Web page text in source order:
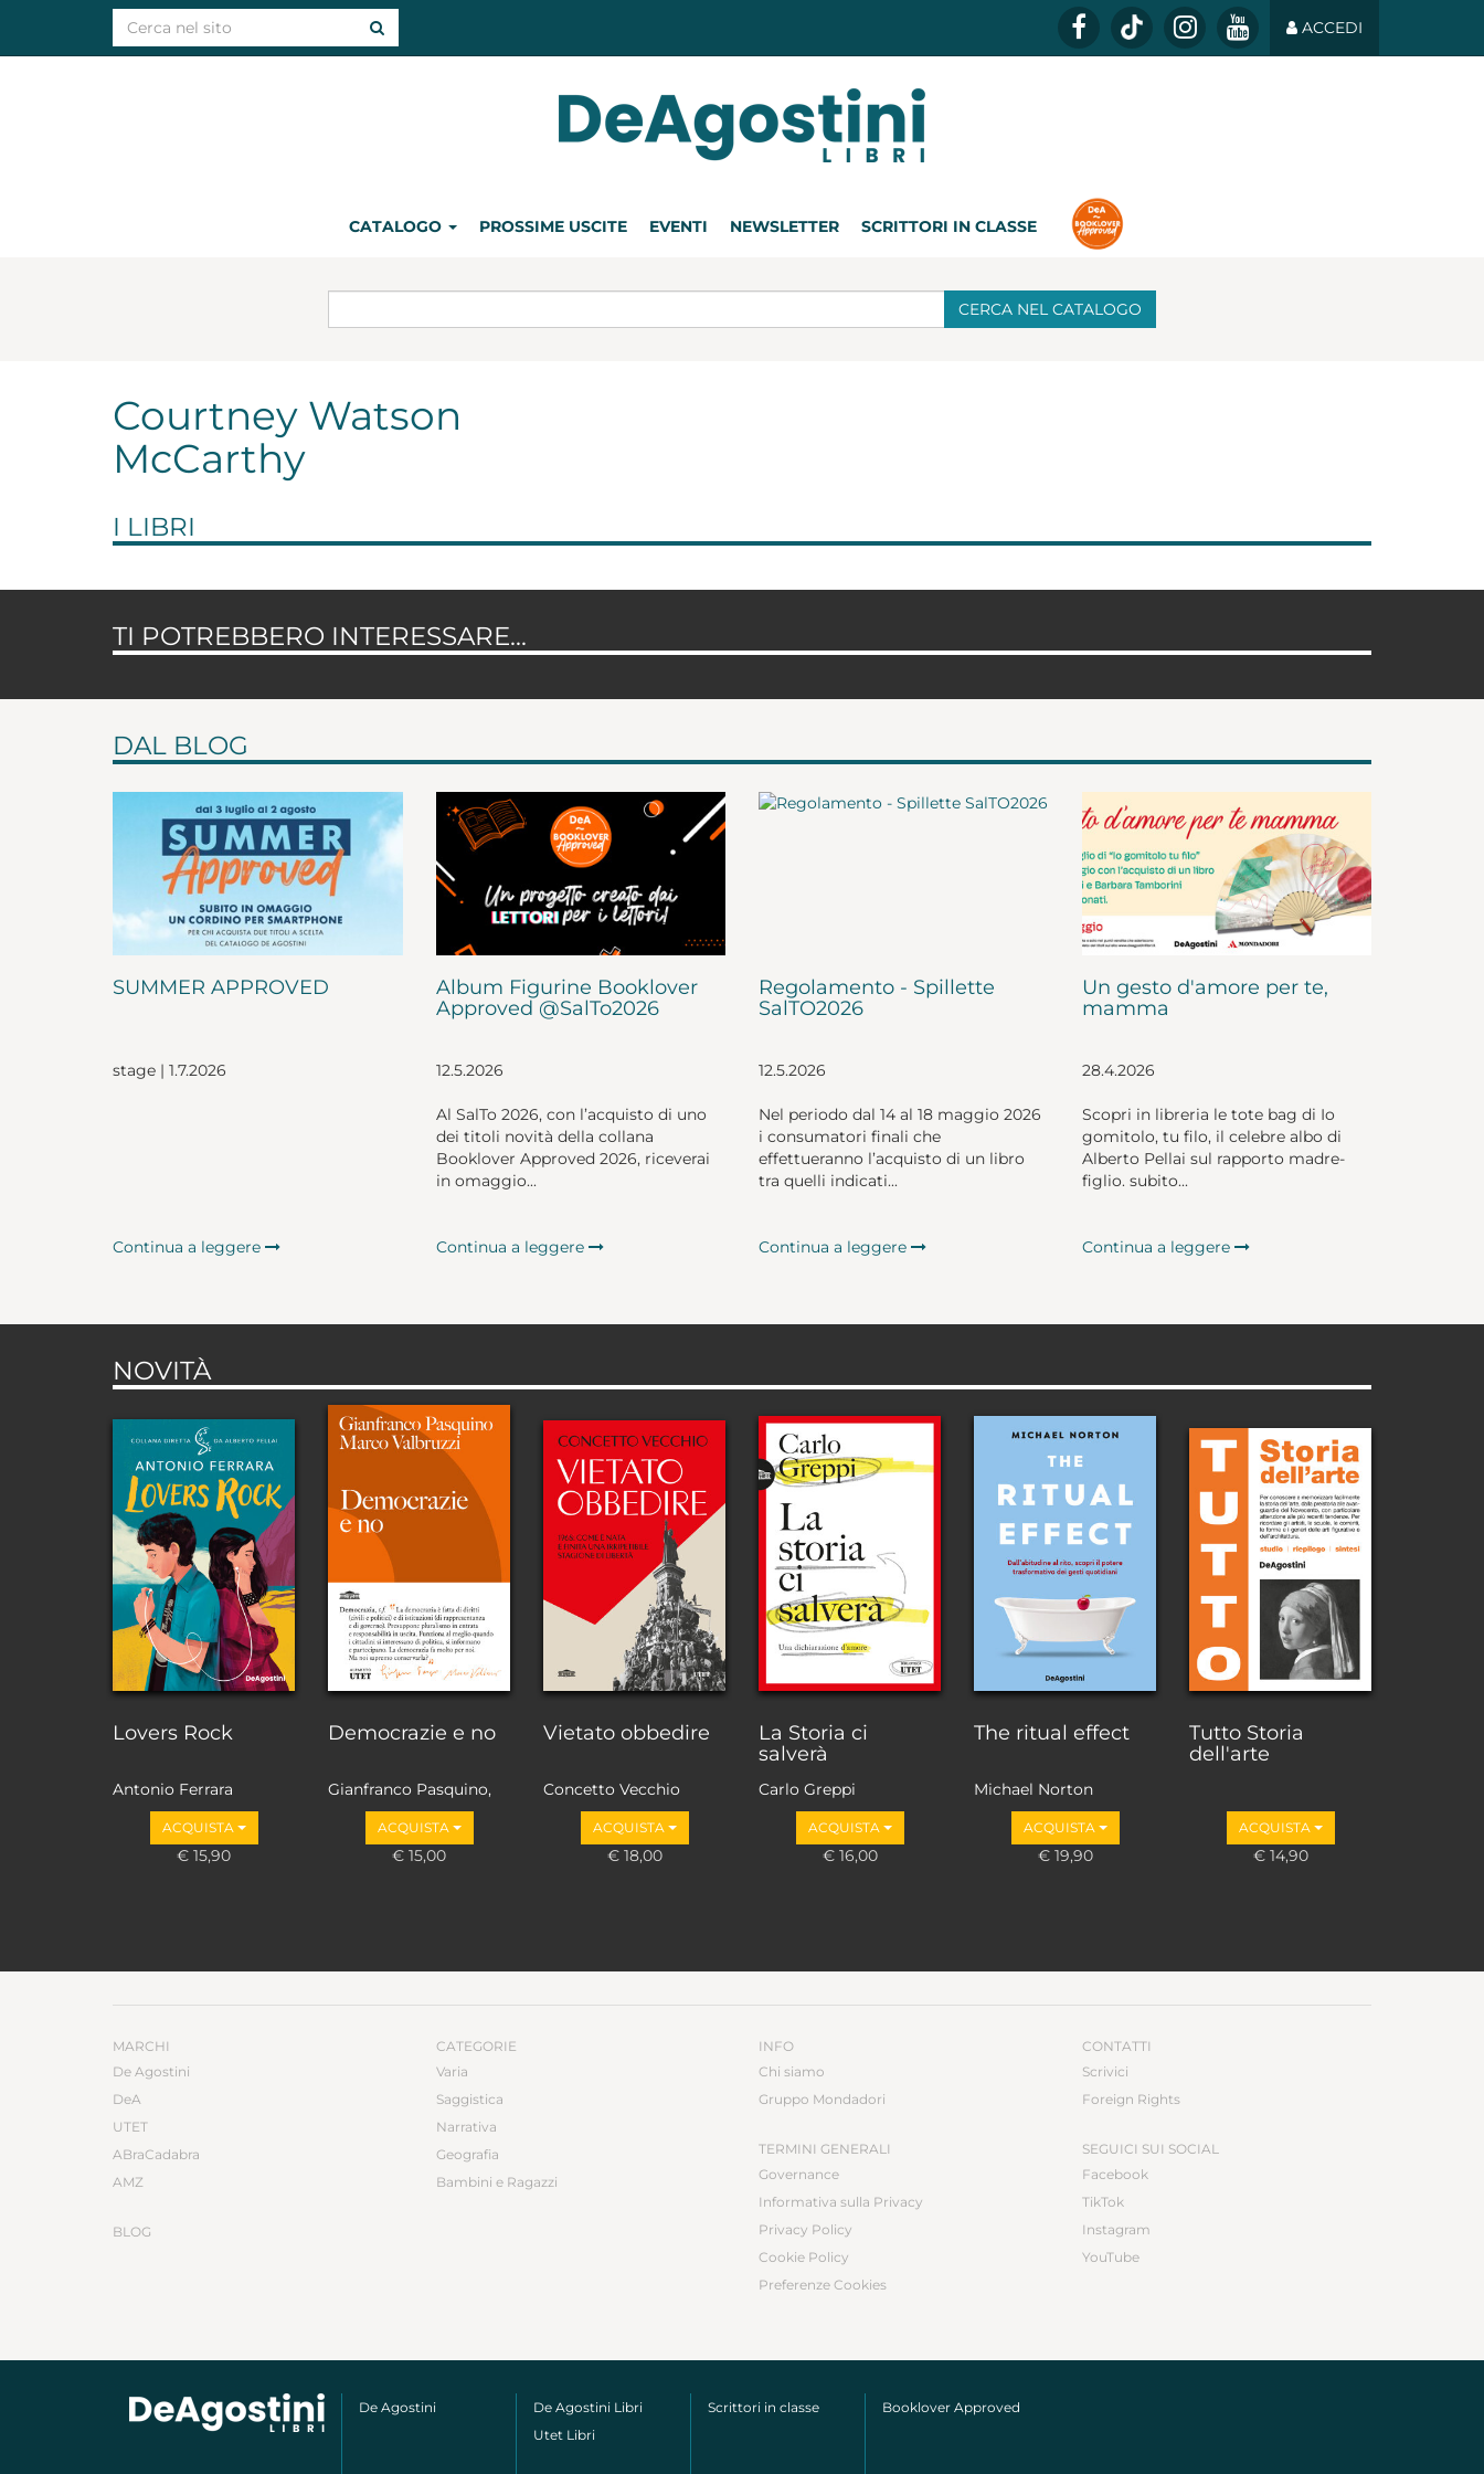
ACCEDI
CATALOGO PROSSIME USCITE EVENTI NEWSLETTER SCRITTORI IN CLASSE
CERCA NEL CATALOGO
Courtney Watson
McCarthy
I LIBRI
TI POTREBBERO INTERESSARE...
DAL BLOG
SUMMER APPROVED
stage | 1.7.2026
Continua a leggere
Album Figurine Booklover
Approved @SalTo2026
12.5.2026
Al SalTo 2026, con l’acquisto di uno
dei titoli novità della collana
Booklover Approved 2026, riceverai
in omaggio...
Continua a leggere
Regolamento - Spillette
SalTO2026
12.5.2026
Nel periodo dal 14 al 18 maggio 2026
i consumatori finali che
effettueranno l’acquisto di un libro
tra quelli indicati...
Continua a leggere
Un gesto d'amore per te,
mamma
28.4.2026
Scopri in libreria le tote bag di Io
gomitolo, tu filo, il celebre albo di
Alberto Pellai sul rapporto madre-
figlio. subito...
Continua a leggere
NOVITÀ
Lovers Rock
Antonio Ferrara
ACQUISTA
€ 15,90
Democrazie e no
Gianfranco Pasquino,
Marco Valbruzzi
ACQUISTA
€ 15,00
Vietato obbedire
Concetto Vecchio
ACQUISTA
€ 18,00
La Storia ci
salverà
Carlo Greppi
ACQUISTA
€ 16,00
The ritual effect
Michael Norton
ACQUISTA
€ 19,90
Tutto Storia
dell'arte
ACQUISTA
€ 14,90
MARCHI
De Agostini
DeA
UTET
ABraCadabra
AMZ
BLOG
CATEGORIE
Varia
Saggistica
Narrativa
Geografia
Bambini e Ragazzi
INFO
Chi siamo
Gruppo Mondadori
TERMINI GENERALI
Governance
Informativa sulla Privacy
Privacy Policy
Cookie Policy
Preferenze Cookies
CONTATTI
Scrivici
Foreign Rights
SEGUICI SUI SOCIAL
Facebook
TikTok
Instagram
YouTube
De Agostini
De Agostini Libri
Utet Libri
Scrittori in classe Booklover Approved